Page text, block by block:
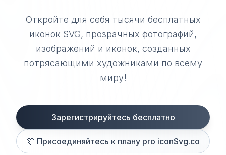
Откройте для себя тысячи бесплатных
иконок SVG, прозрачных фотографий,
изображений и иконок, созданных
потрясающими художниками по всему
миру!
Зарегистрируйтесь бесплатно
🎊 Присоединяйтесь к плану pro iconSvg.co